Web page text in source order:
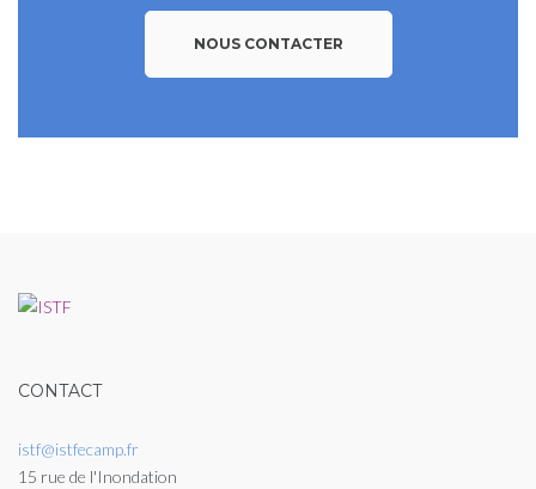
NOUS CONTACTER
CONTACT
istf@istfecamp.fr
15 rue de l'Inondation